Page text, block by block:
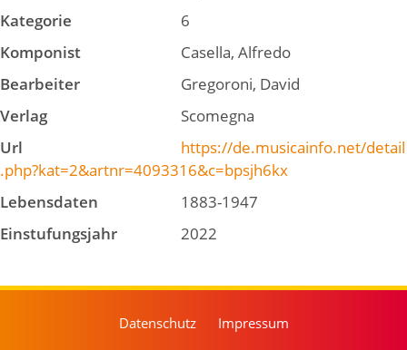
Kategorie
6
Komponist
Casella, Alfredo
Bearbeiter
Gregoroni, David
Verlag
Scomegna
Url
https://de.musicainfo.net/detail
.php?kat=2&artnr=4093316&c=bpsjh6kx
Lebensdaten
1883-1947
Einstufungsjahr
2022
Datenschutz Impressum